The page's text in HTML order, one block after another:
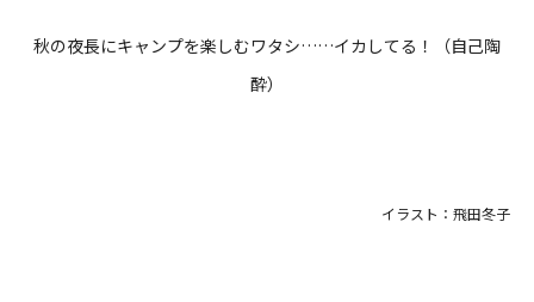
秋の夜長にキャンプを楽しむワタシ……イカしてる！（自己陶
酔）
イラスト：飛田冬子